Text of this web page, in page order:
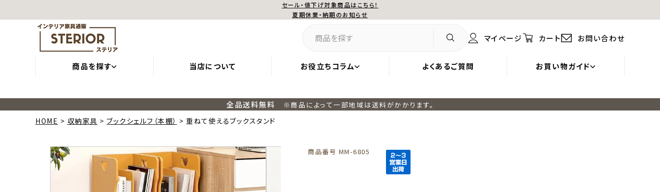
セール・値下げ対象商品はこちら！
夏期休業・納期のお知らせ
マイページ カート お問い合わせ
全品送料無料
※商品によって一部地域は送料がかかります。
HOME
収納家具 ブックシェルフ（本棚） 重ねて使えるブックスタンド
商品番号 MM-6805